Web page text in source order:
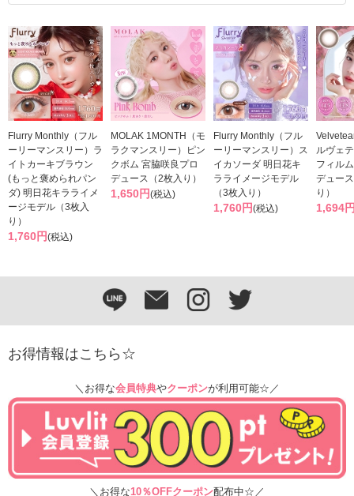
Flurry Monthly（フル
ーリーマンスリー）ラ
イトカーキブラウン
(もっと褒められパン
ダ) 明日花キラライメ
ージモデル（3枚入
り）
1,760円(税込)
MOLAK 1MONTH（モ
ラクマンスリー）ピン
クボム 宮脇咲良プロ
デュース（2枚入り）
1,650円(税込)
Flurry Monthly（フル
ーリーマンスリー）ス
イカソーダ 明日花キ
ラライメージモデル
（3枚入り）
1,760円(税込)
ルヴェ
フィル
デュー
り）
1,694
お得情報はこちら☆
＼お得な会員特典やクーポンが利用可能☆／
＼お得な10％OFFクーポン配布中☆／